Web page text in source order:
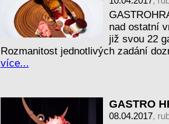
nad ostatní
již svou 22
Rozmanitost jednotlivých zadání
více...
GASTRO
08.04.2017,